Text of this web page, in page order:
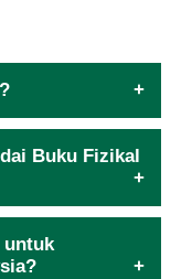
Buku Fizikal
untuk